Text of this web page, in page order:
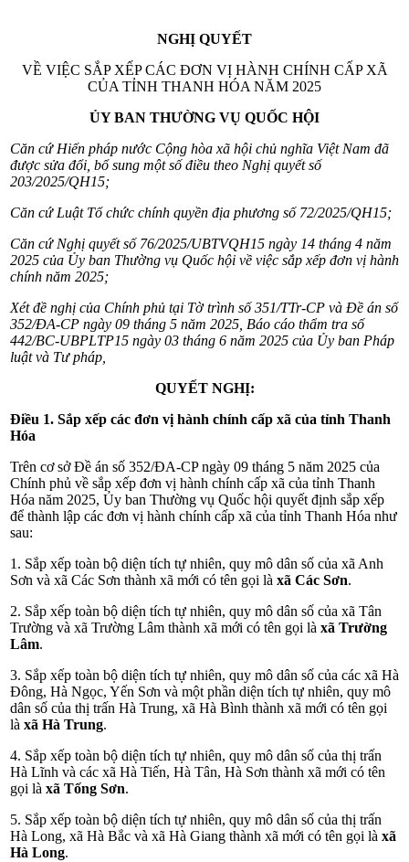
NGHỊ QUYẾT
VỀ VIỆC SẮP XẾP CÁC ĐƠN VỊ HÀNH CHÍNH CẤP XÃ
CỦA TỈNH THANH HÓA NĂM 2025
ỦY BAN THƯỜNG VỤ QUỐC HỘI
Căn cứ Hiến pháp nước Cộng hòa xã hội chủ nghĩa Việt Nam đã
được sửa đổi, bổ sung một số điều theo Nghị quyết số
203/2025/QH15;
Căn cứ Luật Tổ chức chính quyền địa phương số 72/2025/QH15;
Căn cứ Nghị quyết số 76/2025/UBTVQH15 ngày 14 tháng 4 năm
2025 của Ủy ban Thường vụ Quốc hội về việc sắp xếp đơn vị hành
chính năm 2025;
Xét đề nghị của Chính phủ tại Tờ trình số 351/TTr-CP và Đề án số
352/ĐA-CP ngày 09 tháng 5 năm 2025, Báo cáo thẩm tra số
442/BC-UBPLTP15 ngày 03 tháng 6 năm 2025 của Ủy ban Pháp
luật và Tư pháp,
QUYẾT NGHỊ:
Điều 1. Sắp xếp các đơn vị hành chính cấp xã của tỉnh Thanh
Hóa
Trên cơ sở Đề án số 352/ĐA-CP ngày 09 tháng 5 năm 2025 của
Chính phủ về sắp xếp đơn vị hành chính cấp xã của tỉnh Thanh
Hóa năm 2025, Ủy ban Thường vụ Quốc hội quyết định sắp xếp
để thành lập các đơn vị hành chính cấp xã của tỉnh Thanh Hóa như
sau:
1. Sắp xếp toàn bộ diện tích tự nhiên, quy mô dân số của xã Anh
Sơn và xã Các Sơn thành xã mới có tên gọi là xã Các Sơn.
2. Sắp xếp toàn bộ diện tích tự nhiên, quy mô dân số của xã Tân
Trường và xã Trường Lâm thành xã mới có tên gọi là xã Trường
Lâm.
3. Sắp xếp toàn bộ diện tích tự nhiên, quy mô dân số của các xã Hà
Đông, Hà Ngọc, Yến Sơn và một phần diện tích tự nhiên, quy mô
dân số của thị trấn Hà Trung, xã Hà Bình thành xã mới có tên gọi
là xã Hà Trung.
4. Sắp xếp toàn bộ diện tích tự nhiên, quy mô dân số của thị trấn
Hà Lĩnh và các xã Hà Tiến, Hà Tân, Hà Sơn thành xã mới có tên
gọi là xã Tống Sơn.
5. Sắp xếp toàn bộ diện tích tự nhiên, quy mô dân số của thị trấn
Hà Long, xã Hà Bắc và xã Hà Giang thành xã mới có tên gọi là xã
Hà Long.